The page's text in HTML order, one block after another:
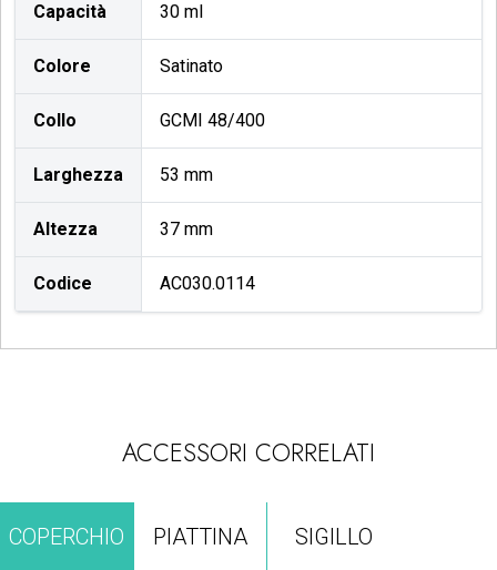
Capacità 30 ml
Colore Satinato
Collo GCMI 48/400
Larghezza 53 mm
Altezza 37 mm
Codice AC030.0114
ACCESSORI CORRELATI
COPERCHIO PIATTINA SIGILLO